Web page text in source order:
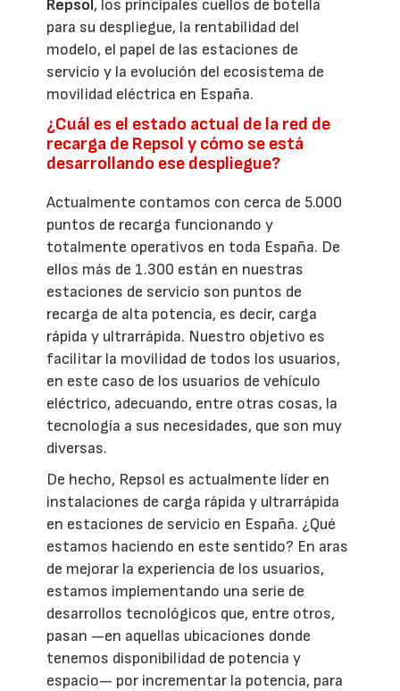
Repsol, los principales cuellos de botella
para su despliegue, la rentabilidad del
modelo, el papel de las estaciones de
servicio y la evolución del ecosistema de
movilidad eléctrica en España.
¿Cuál es el estado actual de la red de
recarga de Repsol y cómo se está
desarrollando ese despliegue?
Actualmente contamos con cerca de 5.000
puntos de recarga funcionando y
totalmente operativos en toda España. De
ellos más de 1.300 están en nuestras
estaciones de servicio son puntos de
recarga de alta potencia, es decir, carga
rápida y ultrarrápida. Nuestro objetivo es
facilitar la movilidad de todos los usuarios,
en este caso de los usuarios de vehículo
eléctrico, adecuando, entre otras cosas, la
tecnología a sus necesidades, que son muy
diversas.
De hecho, Repsol es actualmente líder en
instalaciones de carga rápida y ultrarrápida
en estaciones de servicio en España. ¿Qué
estamos haciendo en este sentido? En aras
de mejorar la experiencia de los usuarios,
estamos implementando una serie de
desarrollos tecnológicos que, entre otros,
pasan —en aquellas ubicaciones donde
tenemos disponibilidad de potencia y
espacio— por incrementar la potencia, para